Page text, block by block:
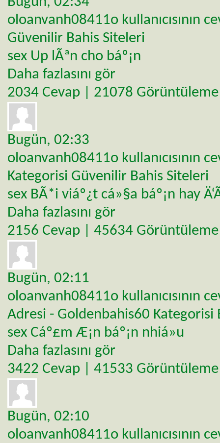
oloanvanh08411o kullanıcısının
Güvenilir Bahis Siteleri
sex Up lÃªn cho báº¡n
Daha fazlasını gör
2034 Cevap | 21078 Görüntüleme
Bugün, 02:33
oloanvanh08411o kullanıcısının
Kategorisi Güvenilir Bahis Siteleri
sex BÃ*i viáº¿t cá»§a báº¡n hay
Daha fazlasını gör
2156 Cevap | 45634 Görüntüleme
Bugün, 02:11
oloanvanh08411o kullanıcısının
Adresi - Goldenbahis60 Kategorisi
sex Cáº£m Æ¡n báº¡n nhiá»u
Daha fazlasını gör
3422 Cevap | 41533 Görüntüleme
Bugün, 02:10
oloanvanh08411o kullanıcısının